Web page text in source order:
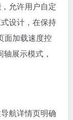
允许用户自定
设计，在保持
面加载速度控
展示模式，
航详情页明确